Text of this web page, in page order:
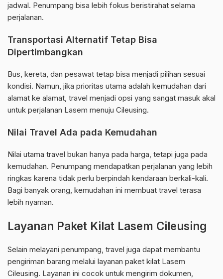
jadwal. Penumpang bisa lebih fokus beristirahat selama
perjalanan.
Transportasi Alternatif Tetap Bisa
Dipertimbangkan
Bus, kereta, dan pesawat tetap bisa menjadi pilihan sesuai
kondisi. Namun, jika prioritas utama adalah kemudahan dari
alamat ke alamat, travel menjadi opsi yang sangat masuk akal
untuk perjalanan Lasem menuju Cileusing.
Nilai Travel Ada pada Kemudahan
Nilai utama travel bukan hanya pada harga, tetapi juga pada
kemudahan. Penumpang mendapatkan perjalanan yang lebih
ringkas karena tidak perlu berpindah kendaraan berkali-kali.
Bagi banyak orang, kemudahan ini membuat travel terasa
lebih nyaman.
Layanan Paket Kilat Lasem Cileusing
Selain melayani penumpang, travel juga dapat membantu
pengiriman barang melalui layanan paket kilat Lasem
Cileusing. Layanan ini cocok untuk mengirim dokumen,